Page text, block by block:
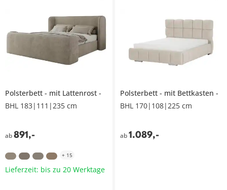
Polsterbett
mit Lattenrost
BHL 183|111|235 cm
ab891,-
+ 15
Lieferzeit: bis zu 20 Werktage
Polsterbett
mit Bettkasten
BHL 170|108|225 cm
ab 1.089,-